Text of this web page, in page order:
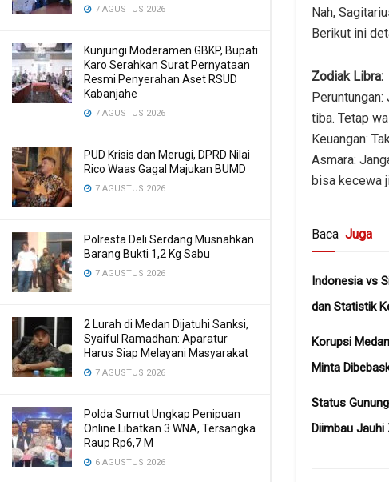
7 AGUSTUS 2026
Kunjungi Moderamen GBKP, Bupati
Karo Serahkan Surat Pernyataan
Resmi Penyerahan Aset RSUD
Kabanjahe
7 AGUSTUS 2026
PUD Krisis dan Merugi, DPRD Nilai
Rico Waas Gagal Majukan BUMD
7 AGUSTUS 2026
Polresta Deli Serdang Musnahkan
Barang Bukti 1,2 Kg Sabu
7 AGUSTUS 2026
2 Lurah di Medan Dijatuhi Sanksi,
Syaiful Ramadhan: Aparatur
Harus Siap Melayani Masyarakat
7 AGUSTUS 2026
Polda Sumut Ungkap Penipuan
Online Libatkan 3 WNA, Tersangka
Raup Rp6,7 M
6 AGUSTUS 2026
Nah,
Berikut ini
Zodiak Libra:
tiba. Tetap
Keuangan:
Asmara:
bisa kecewa
Baca Juga
Indonesia vs
dan Statistik
Korupsi
Minta
Status
Diimbau Jauhi